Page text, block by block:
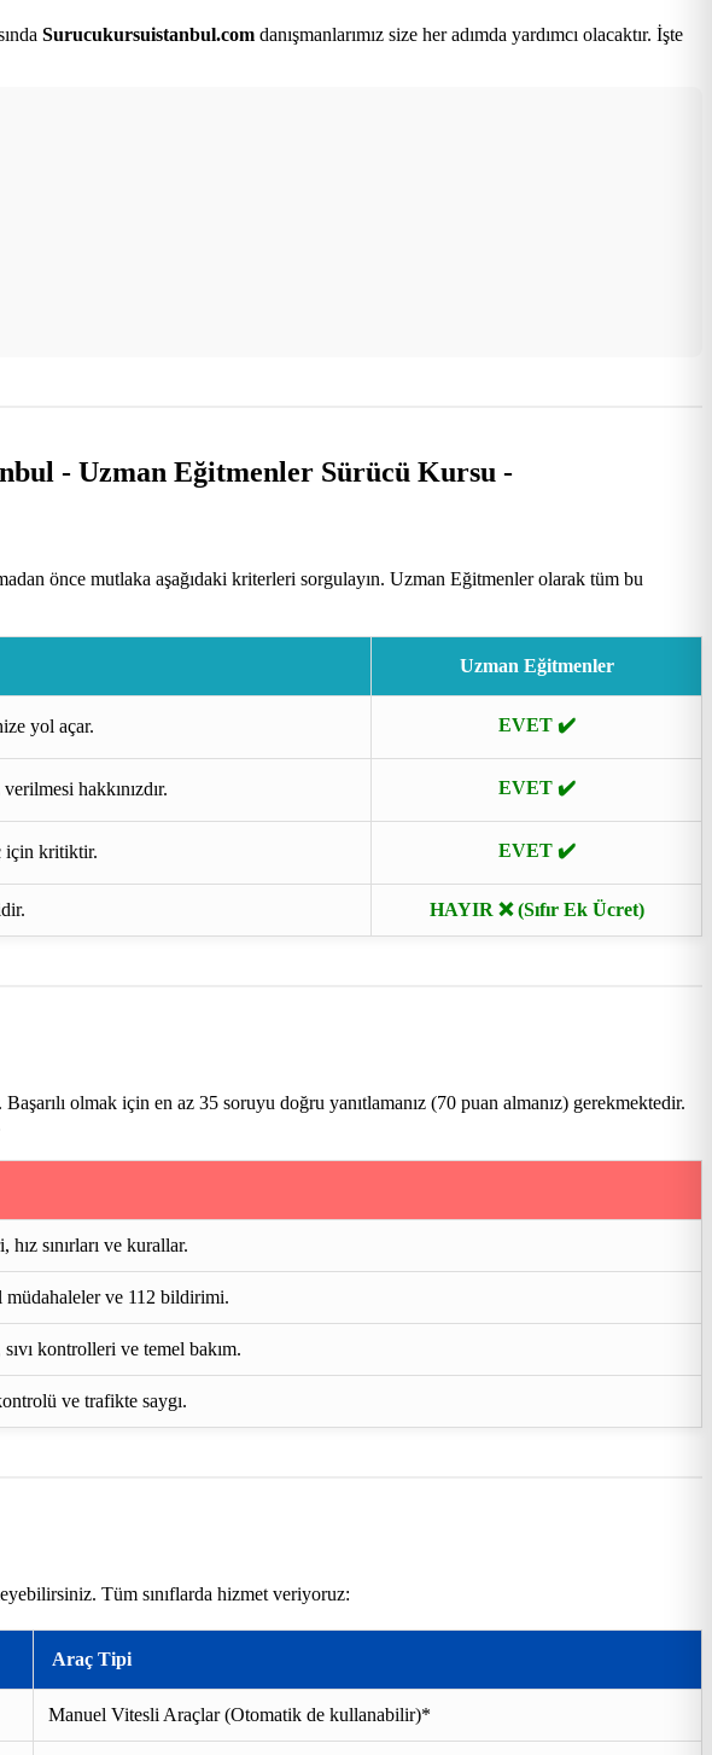
Surucukursuistanbul.com danışmanlarımız size her adımda yardımcı olacaktır. İşte
önce mutlaka aşağıdaki kriterleri sorgulayın. Uzman Eğitmenler olarak tüm bu
Uzman Eğitmenler
yol açar. EVET ✔️
hakkınızdır. EVET ✔️
için kritiktir. EVET ✔️
HAYIR ❌ (Sıfır Ek Ücret)
olmak için en az 35 soruyu doğru yanıtlamanız (70 puan almanız) gerekmektedir.
sınırları ve kurallar.
müdahaleler ve 112 bildirimi.
kontrolleri ve temel bakım.
ve trafikte saygı.
Tüm sınıflarda hizmet veriyoruz:
Araç Tipi
Manuel Vitesli Araçlar (Otomatik de kullanabilir)*